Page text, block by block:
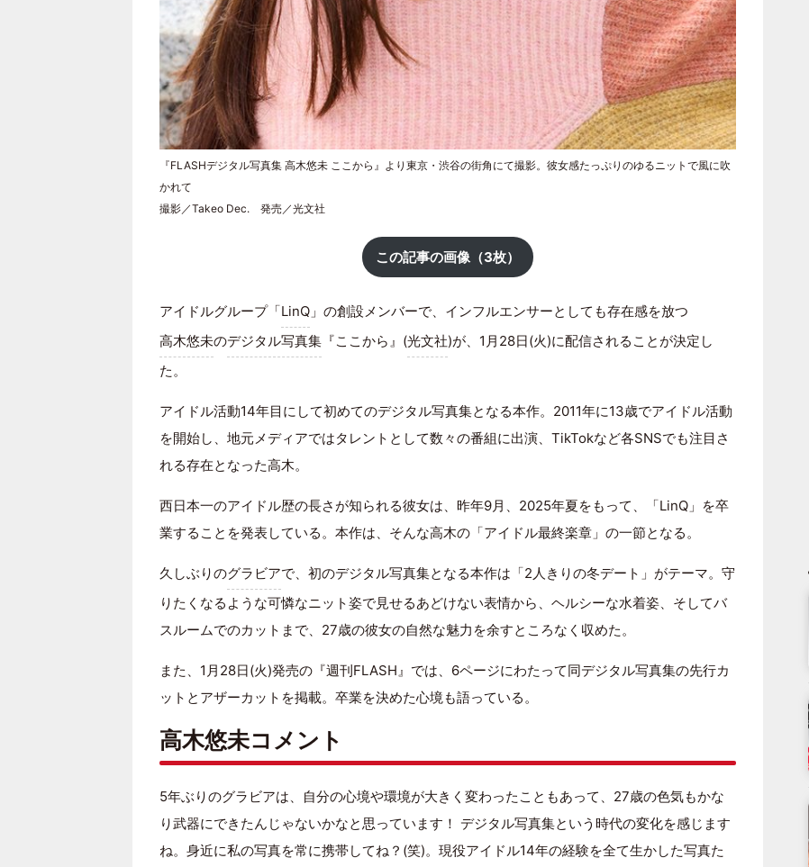
『FLASHデジタル写真集 高木悠未 ここから』より東京・渋谷の街角にて撮影。彼女感たっぷりのゆるニットで風に吹
かれて
撮影／Takeo Dec. 発売／光文社
この記事の画像（3枚）
アイドルグループ「LinQ 」の創設メンバーで、インフルエンサーとしても存在感を放つ
高木悠未のデジタル写真集 『ここから』(光文社)が、1月28日(火)に配信されることが決定し
た。
アイドル活動14年目にして初めてのデジタル写真集となる本作。2011年に13歳でアイドル活動
を開始し、地元メディアではタレントとして数々の番組に出演、TikTokなど各SNSでも注目さ
れる存在となった高木。
西日本一のアイドル歴の長さが知られる彼女は、昨年9月、2025年夏をもって、「LinQ」を卒
業することを発表している。本作は、そんな高木の「アイドル最終楽章」の一節となる。
久しぶりのグラビアで、初のデジタル写真集となる本作は「2人きりの冬デート」がテーマ。守
りたくなるような可憐なニット姿で見せるあどけない表情から、ヘルシーな水着姿、そしてバ
スルームでのカットまで、27歳の彼女の自然な魅力を余すところなく収めた。
また、1月28日(火)発売の『週刊FLASH』では、6ページにわたって同デジタル写真集の先行カ
ットとアザーカットを掲載。卒業を決めた心境も語っている。
高木悠未コメント
5年ぶりのグラビアは、自分の心境や環境が大きく変わったこともあって、27歳の色気もかな
り武器にできたんじゃないかなと思っています！ デジタル写真集という時代の変化を感じます
ね。身近に私の写真を常に携帯してね？(笑)。現役アイドル14年の経験を全て生かした写真た